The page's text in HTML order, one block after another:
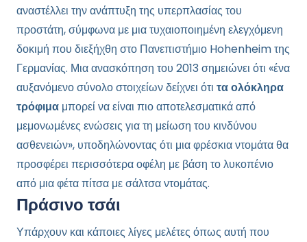
αναστέλλει την ανάπτυξη της υπερπλασίας του
προστάτη, σύμφωνα με μια τυχαιοποιημένη ελεγχόμενη
δοκιμή που διεξήχθη στο Πανεπιστήμιο Hohenheim της
Γερμανίας. Μια ανασκόπηση του 2013 σημειώνει ότι «ένα
αυξανόμενο σύνολο στοιχείων δείχνει ότι τα ολόκληρα
τρόφιμα μπορεί να είναι πιο αποτελεσματικά από
μεμονωμένες ενώσεις για τη μείωση του κινδύνου
ασθενειών», υποδηλώνοντας ότι μια φρέσκια ντομάτα θα
προσφέρει περισσότερα οφέλη με βάση το λυκοπένιο
από μια φέτα πίτσα με σάλτσα ντομάτας.
Πράσινο τσάι
Υπάρχουν και κάποιες λίγες μελέτες όπως αυτή που